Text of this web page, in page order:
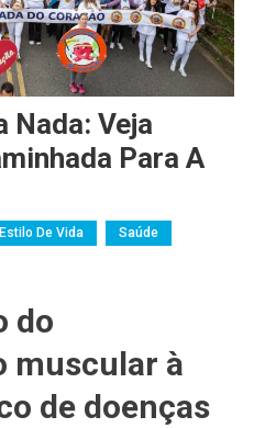
Nada: Veja
Para A
Estilo De Vida Saúde
do
muscular à
de doenças